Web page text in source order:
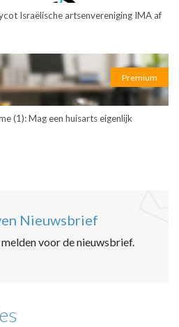
Israëlische artsenvereniging IMA af
Premium
(1): Mag een huisarts eigenlijk
Nieuwsbrief
voor de nieuwsbrief.